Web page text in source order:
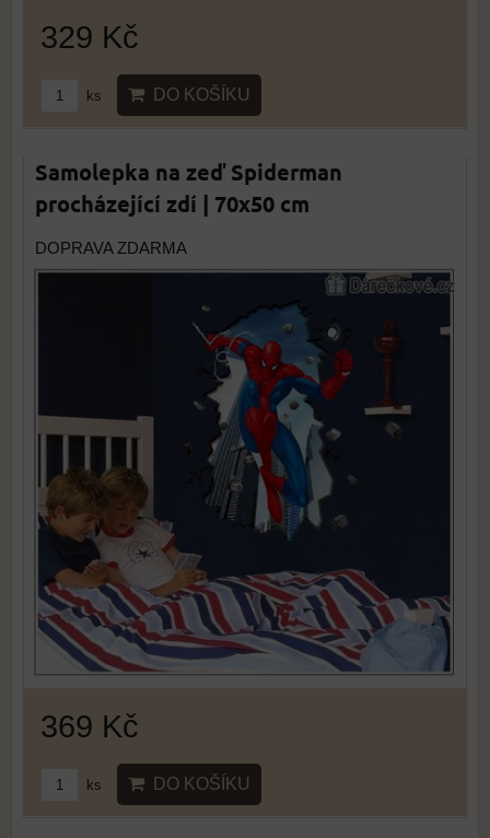
329 Kč
ks DO KOŠÍKU
Samolepka na zeď Spiderman
procházející zdí | 70x50 cm
DOPRAVA ZDARMA
369 Kč
ks DO KOŠÍKU